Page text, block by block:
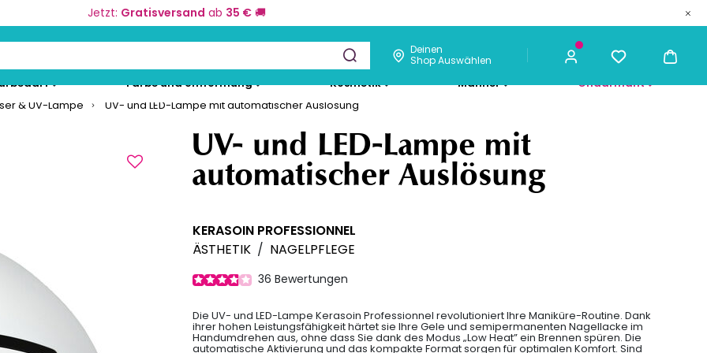
Jetzt: Gratisversand ab 35 € 🚚
Deinen
Shop Auswählen
Farbe und Umformung Kosmetik Männer Chaarmant
& UV-Lampe UV- und LED-Lampe mit automatischer Auslösung
UV- und LED-Lampe mit
automatischer Auslösung
KERASOIN PROFESSIONNEL
ÄSTHETIK / NAGELPFLEGE
36 Bewertungen
Die UV- und LED-Lampe Kerasoin Professionnel revolutioniert Ihre Maniküre-Routine. Dank
ihrer hohen Leistungsfähigkeit härtet sie Ihre Gele und semipermanenten Nagellacke im
Handumdrehen aus, ohne dass Sie dank des Modus „Low Heat” ein Brennen spüren. Die
automatische Aktivierung und das kompakte Format sorgen für optimalen Komfort. Sind